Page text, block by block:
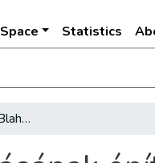
Statistics
Megkezdik a földalatti Blaha Lujza téri állmásának építését